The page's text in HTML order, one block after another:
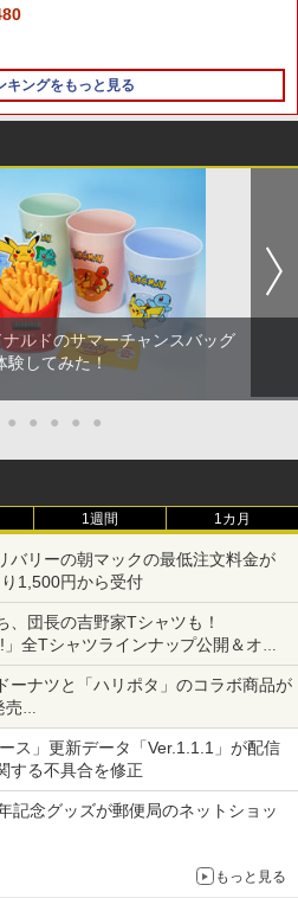
キングをもっと見る
】アナと雪の女王 MovieNEX [ブ
イ+DVD+デジタルコピー（クラウ
）+MovieNEXワールド] [Blu-ray]
士ガンダムSEED FREEDOM(通常
ゆうれい船【Blu-ray】 [ 石ノ森章
THE FIRST SLAM DUNK』 STAN
EDITION【4K ULTRA HD】（早
特典なし） [ 井上雄彦 ]
(特装限定版)【Blu-ray】(第1弾・第
ービジュアル使用ステッカーセッ
ルドのサマーチャンスバッグ
験してみた！
● ● ● ● ●
1週間 1カ月
バリーの朝マックの最低注文料金が
1,500円から受付
、団長の吉野家Tシャツも！
」全Tシャツラインナップ公開＆オン
ーナツと「ハリポタ」のコラボ商品が
売
た目も楽しい商品が登場
ス」更新データ「Ver.1.1.1」が配信
する不具合を修正
記念グッズが郵便局のネットショッ
もっと見る